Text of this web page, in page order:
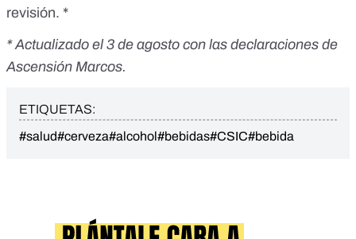
revisión. *
* Actualizado el 3 de agosto con las declaraciones de
Ascensión Marcos.
ETIQUETAS:
#salud#cerveza#alcohol#bebidas#CSIC#bebida